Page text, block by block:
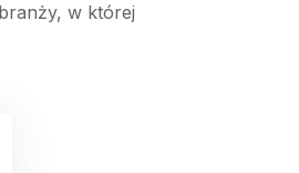
w której